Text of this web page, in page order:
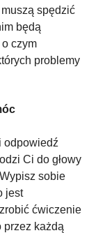
spędzić
będą
czym
problemy
odpowiedź
Ci do głowy
Wypisz sobie
jest
ćwiczenie
przez każdą